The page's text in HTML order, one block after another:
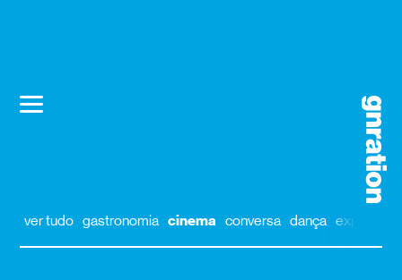
ver tudo gastronomia cinema conversa dança exposição